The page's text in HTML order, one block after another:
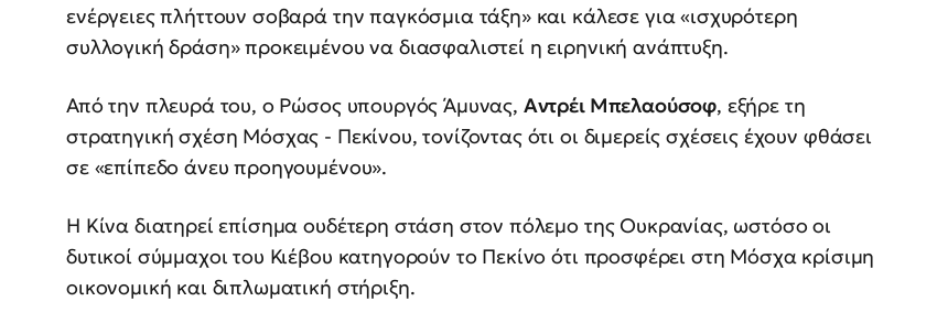
ενέργειες πλήττουν σοβαρά την παγκόσμια τάξη» και κάλεσε για «ισχυρότερη
συλλογική δράση» προκειμένου να διασφαλιστεί η ειρηνική ανάπτυξη.
Από την πλευρά του, ο Ρώσος υπουργός Άμυνας, Αντρέι Μπελαούσοφ, εξήρε τη
στρατηγική σχέση Μόσχας - Πεκίνου, τονίζοντας ότι οι διμερείς σχέσεις έχουν φθάσει
σε «επίπεδο άνευ προηγουμένου».
Η Κίνα διατηρεί επίσημα ουδέτερη στάση στον πόλεμο της Ουκρανίας, ωστόσο οι
δυτικοί σύμμαχοι του Κιέβου κατηγορούν το Πεκίνο ότι προσφέρει στη Μόσχα κρίσιμη
οικονομική και διπλωματική στήριξη.